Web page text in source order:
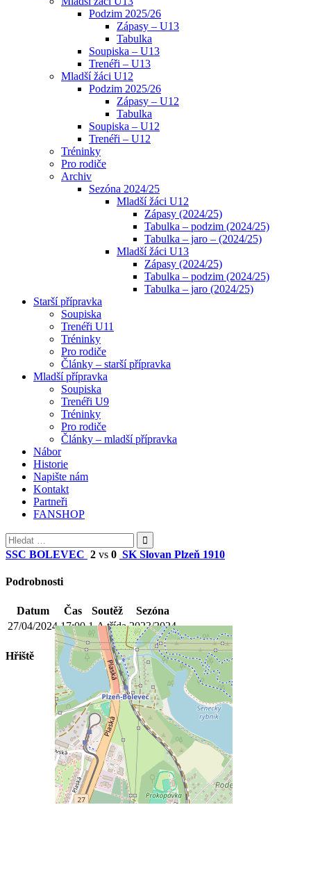
Podzim 2025/26
Zápasy – U13
Tabulka
Soupiska – U13
Trenéři – U13
Mladší žáci U12
Podzim 2025/26
Zápasy – U12
Tabulka
Soupiska – U12
Trenéři – U12
Tréninky
Pro rodiče
Archiv
Sezóna 2024/25
Mladší žáci U12
Zápasy (2024/25)
Tabulka – podzim (2024/25)
Tabulka – jaro – (2024/25)
Mladší žáci U13
Zápasy (2024/25)
Tabulka – podzim (2024/25)
Tabulka – jaro (2024/25)
Starší přípravka
Soupiska
Trenéři U11
Tréninky
Pro rodiče
Články – starší přípravka
Mladší přípravka
Soupiska
Trenéři U9
Tréninky
Pro rodiče
Články – mladší přípravka
Nábor
Historie
Napište nám
Kontakt
Partneři
FANSHOP
Vyhledávání
SSC BOLEVEC 2 vs 0 SK Slovan Plzeň 1910
Podrobnosti
Datum Čas Soutěž
Sezóna
27/04/2024 17:00 1.A třída 2023/2024
Hřiště
Prokopávka Plzeň- UMT